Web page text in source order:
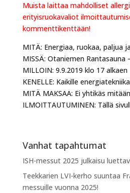
Muista laittaa mahdolliset
erityisruokavaliot
kommenttikenttään!
MITÄ: Energiaa, ruokaa, paljua
MISSÄ: Otaniemen Rantasauna
MILLOIN: 9.9.2019 klo 17 alkaen
KENELLE: Kaikille
MITÄ MAKSAA: Ei yhtikäs mitään
ILMOITTAUTUMINEN: Tällä
Vanhat tapahtumat
ISH-messut 2025 julkaisu
Teekkarien LVI-kerho suuntaa
messuille vuonna 2025!